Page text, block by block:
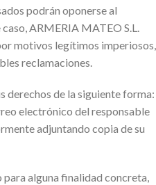
podrán oponerse al
ARMERIA MATEO S.L.
motivos legítimos imperiosos,
reclamaciones.
derechos de la siguiente forma:
electrónico del responsable
adjuntando copia de su
alguna finalidad concreta,